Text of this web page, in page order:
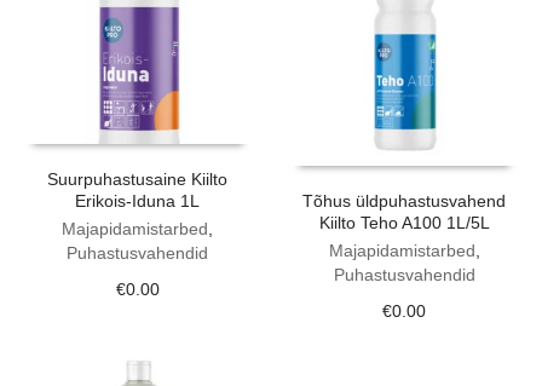
Suurpuhastusaine Kiilto
Erikois-Iduna 1L
Majapidamistarbed
Puhastusvahendid
€0.00
Tõhus üldpuhastusvahend
Kiilto Teho A100 1L/5L
Majapidamistarbed
Puhastusvahendid
€0.00